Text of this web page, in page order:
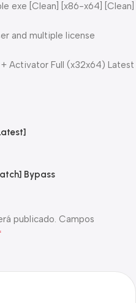
exe [Clean] [x86-x64] [Clean]
and multiple license
Activator Full (x32x64) Latest
Bypass
publicado. Campos